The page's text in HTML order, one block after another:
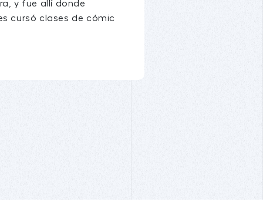
y fue allí donde
cursó clases de cómic